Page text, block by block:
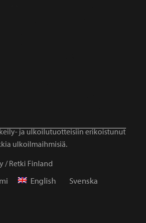
ja ulkoilutuotteisiin erikoistunut
ulkoilmaihmisiä.
/ Retki Finland
English Svenska